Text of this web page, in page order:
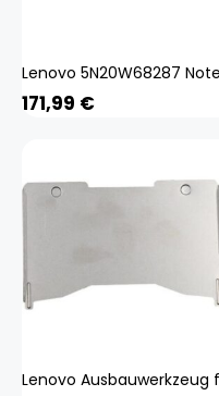
171,99 €